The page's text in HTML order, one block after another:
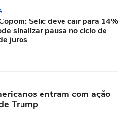
Selic deve cair para 14%
sinalizar pausa no ciclo de
juros
entram com ação
Trump